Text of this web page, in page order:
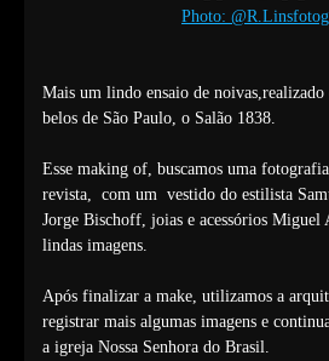
Photo:
Mais um lindo ensaio de noivas,realizado
belos de São Paulo, o Salão 1838.
Esse making of, buscamos uma
revista, com um vestido do estilista
Jorge Bischoff, joias e acessórios Miguel
lindas imagens.
Após finalizar a make, utilizamos a
registrar mais algumas imagens e
a igreja Nossa Senhora do Brasil.